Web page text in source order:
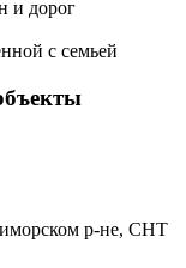
и дорог
с семьей
р-не, СНТ